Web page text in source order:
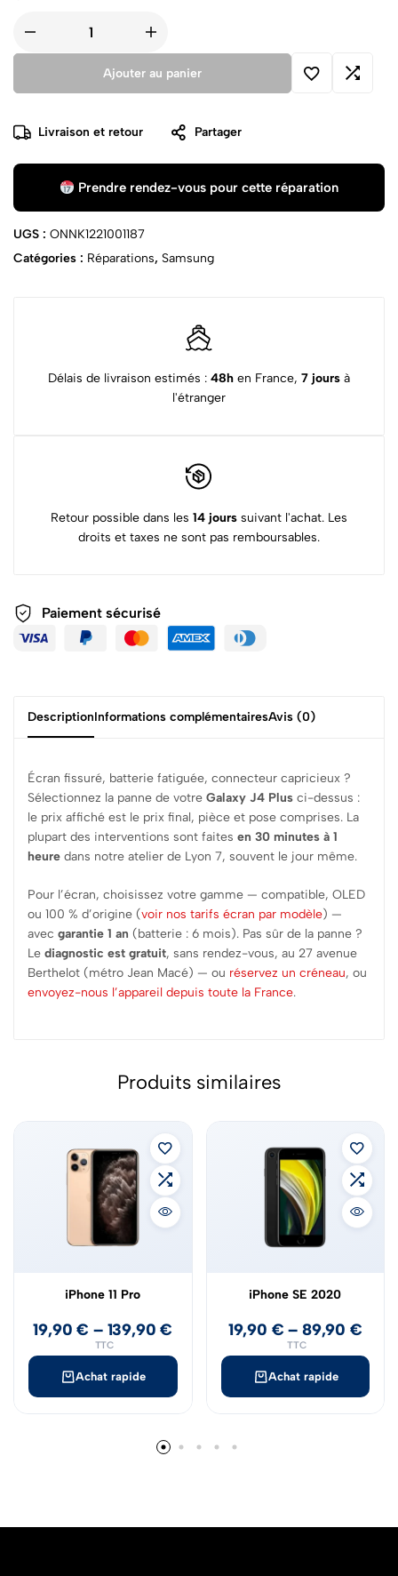
Ajouter au panier
Livraison et retour Partager
Prendre rendez-vous pour cette réparation
UGS : ONNK1221001187
Catégories : Réparations, Samsung
Délais de livraison estimés : 48h en France, 7 jours à
l'étranger
Retour possible dans les 14 jours suivant l'achat. Les
droits et taxes ne sont pas remboursables.
Paiement sécurisé
DescriptionInformations complémentairesAvis (0)
Écran fissuré, batterie fatiguée, connecteur capricieux ?
Sélectionnez la panne de votre Galaxy J4 Plus ci-dessus :
le prix affiché est le prix final, pièce et pose comprises. La
plupart des interventions sont faites en 30 minutes à 1
heure dans notre atelier de Lyon 7, souvent le jour même.
Pour l’écran, choisissez votre gamme — compatible, OLED
ou 100 % d’origine (voir nos tarifs écran par modèle) —
avec garantie 1 an (batterie : 6 mois). Pas sûr de la panne ?
Le diagnostic est gratuit, sans rendez-vous, au 27 avenue
Berthelot (métro Jean Macé) — ou réservez un créneau, ou
envoyez-nous l’appareil depuis toute la France.
Produits similaires
Achat rapide
iPhone 11 Pro
19,90€ – 139,90€
TTC
Achat rapide
iPhone SE 2020
19,90 € – 89,90 €
TTC